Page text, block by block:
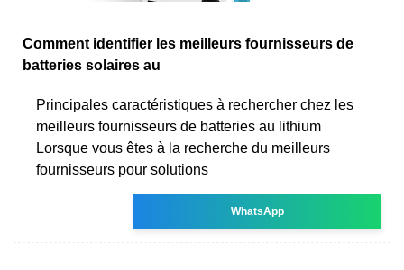
Comment identifier les meilleurs fournisseurs de
batteries solaires au
Principales caractéristiques à rechercher chez les
meilleurs fournisseurs de batteries au lithium
Lorsque vous êtes à la recherche du meilleurs
fournisseurs pour solutions
WhatsApp